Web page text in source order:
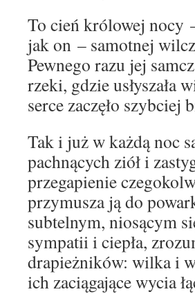
To cień królowej nocy
jak on – samotnej
Pewnego razu jej
rzeki, gdzie usłyszała
serce zaczęło szybciej
Tak i już w każdą noc
pachnących ziół i
przegapienie
przymusza ją do
subtelnym, niosącym
sympatii i ciepła,
drapieżników: wilka i
ich zaciągające wycia